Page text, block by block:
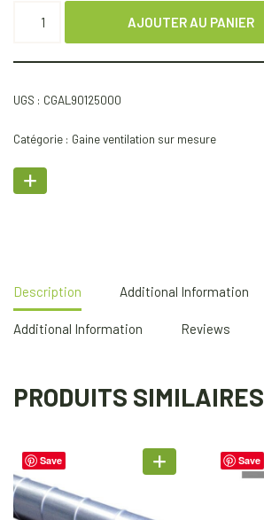
AJOUTER AU PANIER
UGS : CGAL90125000
Catégorie : Gaine ventilation sur mesure
Description Additional Information
Additional Information Reviews
PRODUITS SIMILAIRES
Save Save